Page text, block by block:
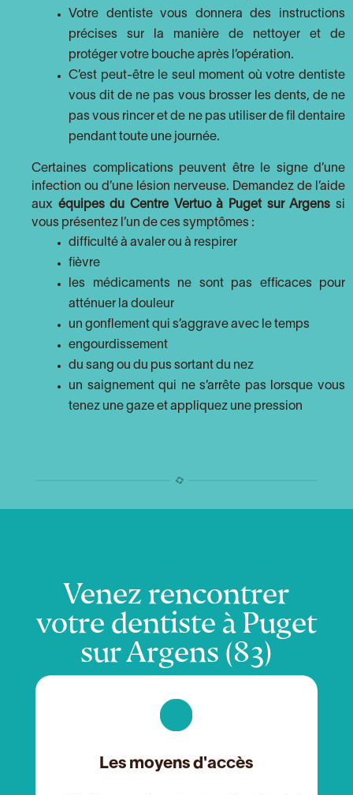
Votre dentiste vous donnera des instructions
précises sur la manière de nettoyer et de
protéger votre bouche après l’opération.
C’est peut-être le seul moment où votre dentiste
vous dit de ne pas vous brosser les dents, de ne
pas vous rincer et de ne pas utiliser de fil dentaire
pendant toute une journée.
Certaines complications peuvent être le signe d’une
infection ou d’une lésion nerveuse. Demandez de l’aide
aux équipes du Centre Vertuo à Puget sur Argens si
vous présentez l’un de ces symptômes :
difficulté à avaler ou à respirer
fièvre
les médicaments ne sont pas efficaces pour
atténuer la douleur
un gonflement qui s’aggrave avec le temps
engourdissement
du sang ou du pus sortant du nez
un saignement qui ne s’arrête pas lorsque vous
tenez une gaze et appliquez une pression
Venez rencontrer
votre dentiste à Puget
sur Argens (83)
Les moyens d'accès